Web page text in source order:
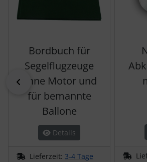
zurück
Bordbuch für
Segelflugzeuge
ohne Motor und
für bemannte
Ballone
Details
Lieferzeit: 3-4 Tage